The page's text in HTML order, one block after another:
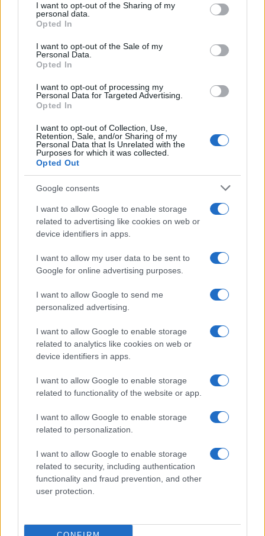
disclose it to other third parties.
Please note that this website/app uses one or more Google
services and may gather and store information including but
not limited to your visit or usage behaviour. You may click to
grant or deny consent to Google and its third-party tags to
consent section.
I want to opt-out of the Sharing of my
personal data.
Opted In
I want to opt-out of the Sale of my
Personal Data.
Opted In
I want to opt-out of processing my
Personal Data for Targeted Advertising.
Opted In
I want to opt-out of Collection, Use,
Retention, Sale, and/or Sharing of my
Personal Data that Is Unrelated with the
Purposes for which it was collected.
Opted Out
Google consents
I want to allow Google to enable storage
related to advertising like cookies on web or
device identifiers in apps.
I want to allow my user data to be sent to
Google for online advertising purposes.
I want to allow Google to send me
personalized advertising.
I want to allow Google to enable storage
related to analytics like cookies on web or
device identifiers in apps.
I want to allow Google to enable storage
related to functionality of the website or app.
I want to allow Google to enable storage
related to personalization.
I want to allow Google to enable storage
related to security, including authentication
functionality and fraud prevention, and other
user protection.